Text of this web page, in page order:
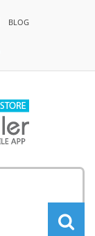
BLOG